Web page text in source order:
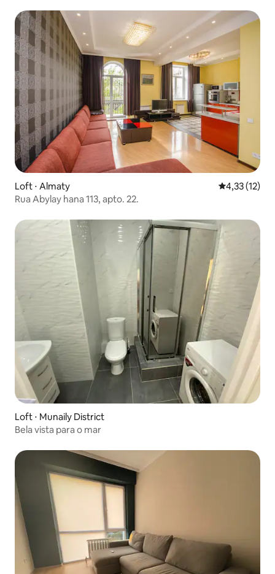
Loft ⋅ Almaty 4,33 de uma
4,33 (12)
Rua Abylay hana 113, apto. 22.
Loft ⋅ Munaily District
Bela vista para o mar